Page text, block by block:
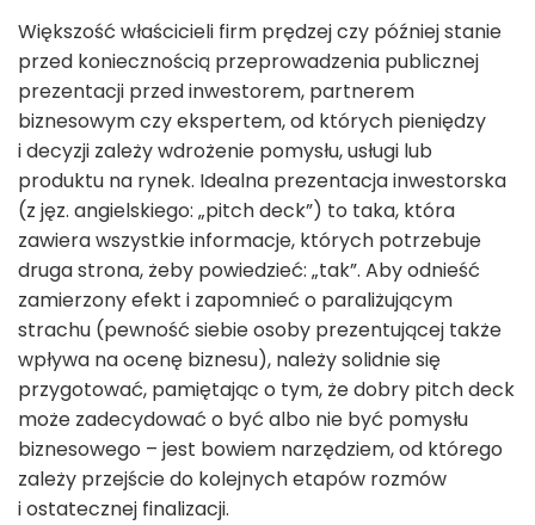
Większość właścicieli firm prędzej czy później stanie
przed koniecznością przeprowadzenia publicznej
prezentacji przed inwestorem, partnerem
biznesowym czy ekspertem, od których pieniędzy
i decyzji zależy wdrożenie pomysłu, usługi lub
produktu na rynek. Idealna prezentacja inwestorska
(z jęz. angielskiego: „pitch deck”) to taka, która
zawiera wszystkie informacje, których potrzebuje
druga strona, żeby powiedzieć: „tak”. Aby odnieść
zamierzony efekt i zapomnieć o paraliżującym
strachu (pewność siebie osoby prezentującej także
wpływa na ocenę biznesu), należy solidnie się
przygotować, pamiętając o tym, że dobry pitch deck
może zadecydować o być albo nie być pomysłu
biznesowego – jest bowiem narzędziem, od którego
zależy przejście do kolejnych etapów rozmów
i ostatecznej finalizacji.